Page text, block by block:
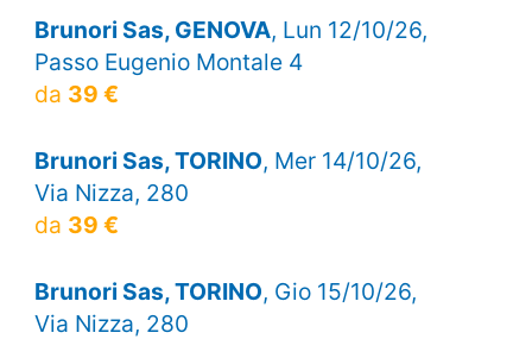
Brunori Sas, GENOVA, Lun 12/10/26,
Passo Eugenio Montale 4
da 39 €
Brunori Sas, TORINO, Mer 14/10/26,
Via Nizza, 280
da 39 €
Brunori Sas, TORINO, Gio 15/10/26,
Via Nizza, 280